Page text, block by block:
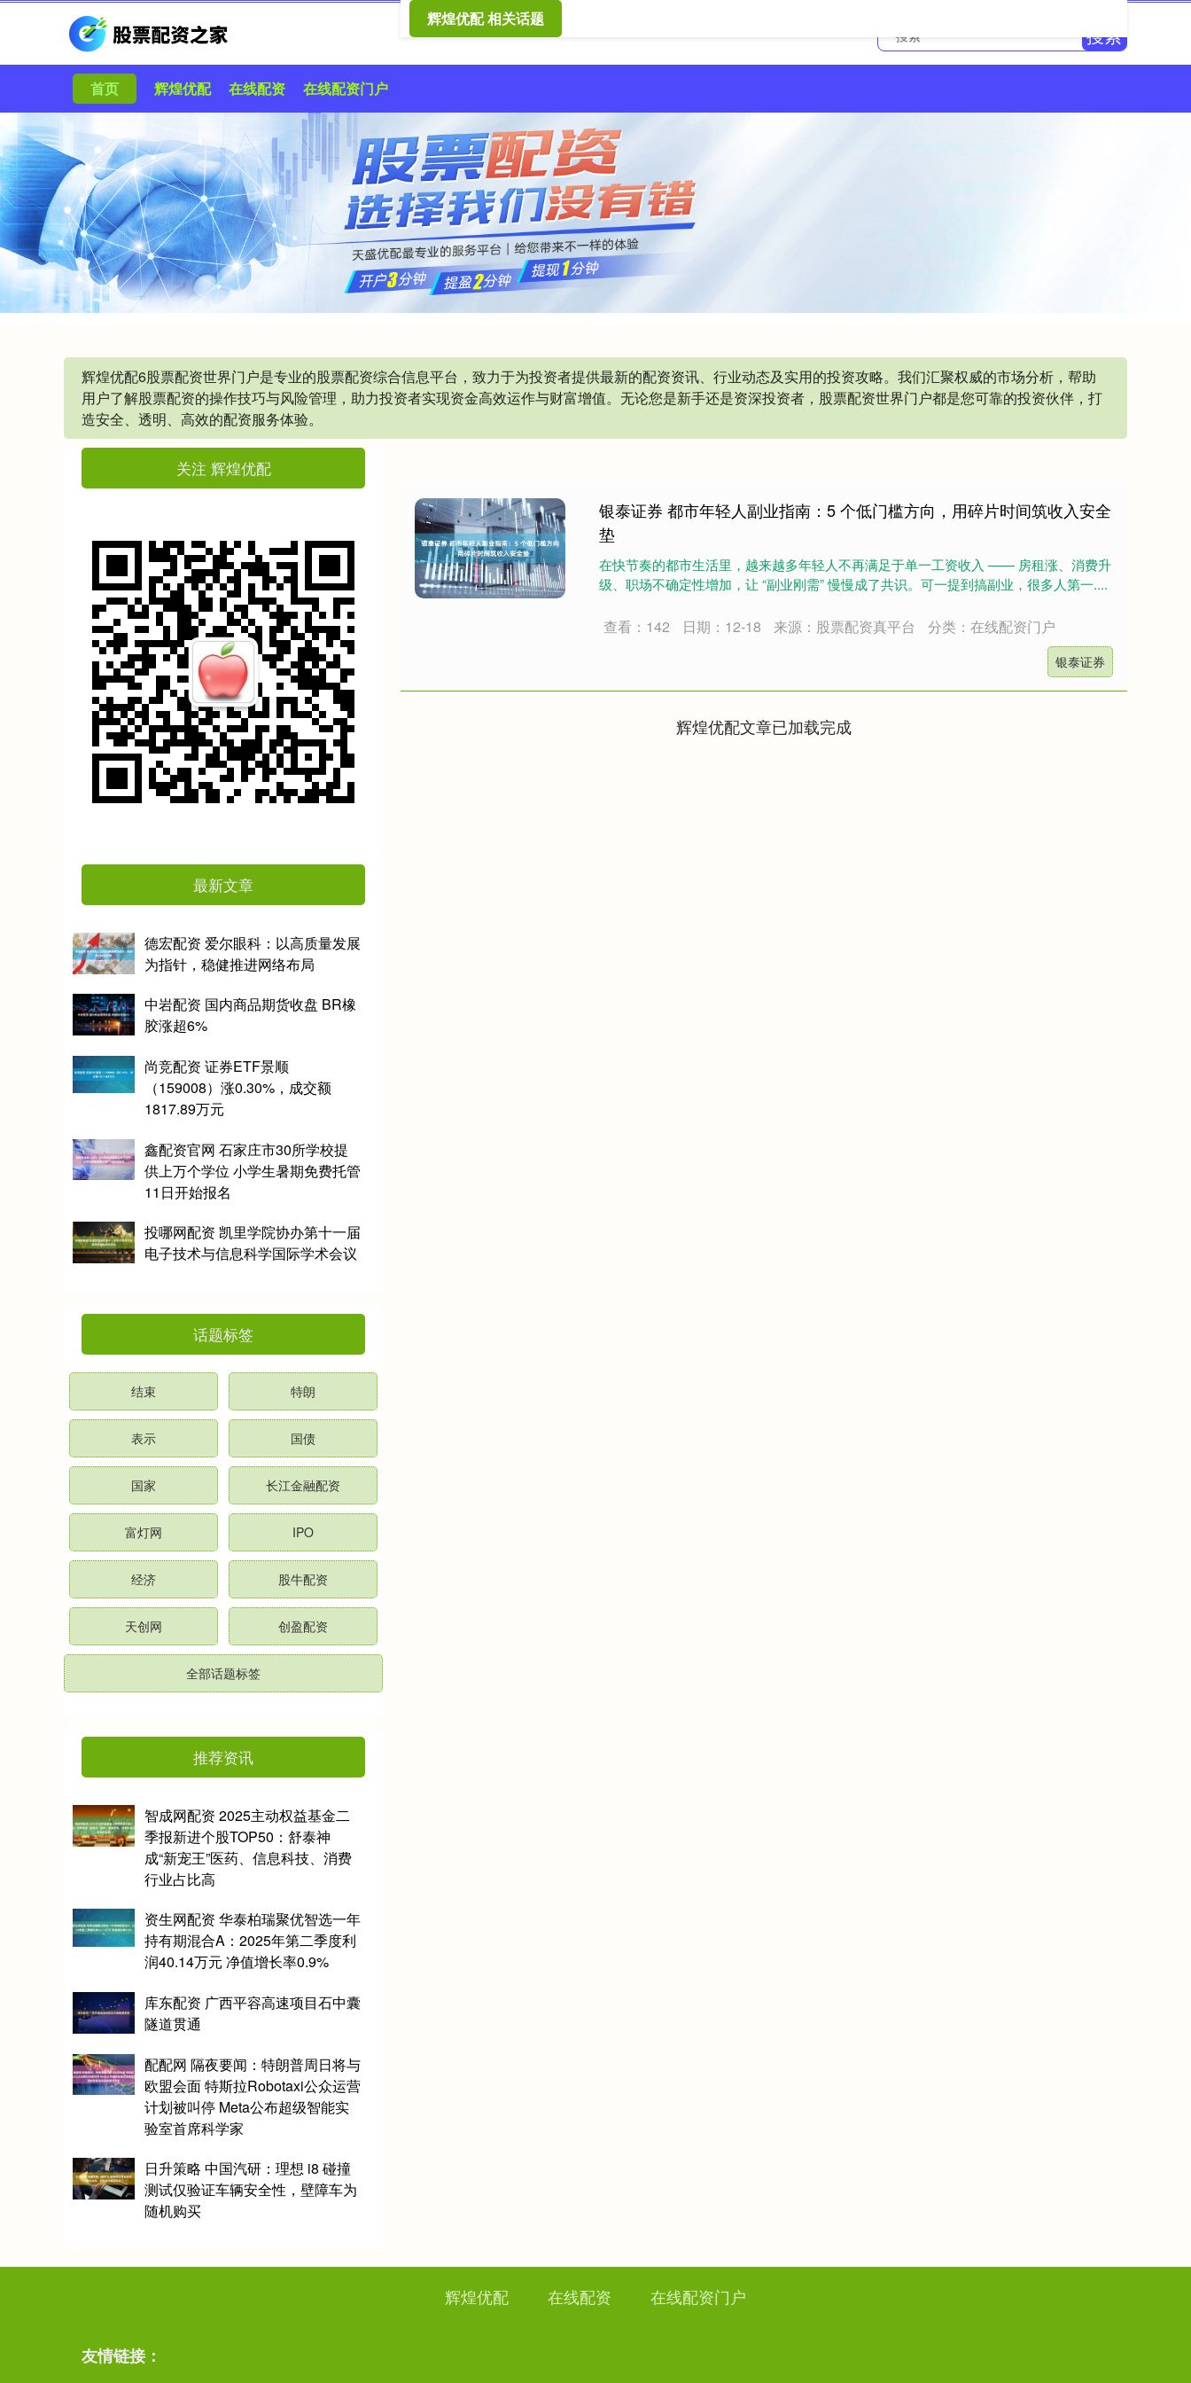
搜索
首页 辉煌优配 在线配资 在线配资门户
辉煌优配6股票配资世界门户是专业的股票配资综合信息平台，致力于为投资者提供最新的配资资讯、行业动态及实用的投资攻略。我们汇聚权威的市场分析，帮助
用户了解股票配资的操作技巧与风险管理，助力投资者实现资金高效运作与财富增值。无论您是新手还是资深投资者，股票配资世界门户都是您可靠的投资伙伴，打
造安全、透明、高效的配资服务体验。
辉煌优配 相关话题
银泰证券 都市年轻人副业指南：5 个低门槛方向，用碎片时间筑收入安全
垫
在快节奏的都市生活里，越来越多年轻人不再满足于单一工资收入 —— 房租涨、消费升
级、职场不确定性增加，让 “副业刚需” 慢慢成了共识。可一提到搞副业，很多人第一....
查看：142 日期：12-18 来源：股票配资真平台 分类：在线配资门户
银泰证券
辉煌优配文章已加载完成
关注 辉煌优配
最新文章
德宏配资 爱尔眼科：以高质量发展
为指针，稳健推进网络布局
中岩配资 国内商品期货收盘 BR橡
胶涨超6%
尚竞配资 证券ETF景顺
（159008）涨0.30%，成交额
1817.89万元
鑫配资官网 石家庄市30所学校提
供上万个学位 小学生暑期免费托管
11日开始报名
投哪网配资 凯里学院协办第十一届
电子技术与信息科学国际学术会议
话题标签
结束 特朗
表示 国债
国家 长江金融配资
富灯网 IPO
经济 股牛配资
天创网 创盈配资
全部话题标签
推荐资讯
智成网配资 2025主动权益基金二
季报新进个股TOP50：舒泰神
成“新宠王”医药、信息科技、消费
行业占比高
资生网配资 华泰柏瑞聚优智选一年
持有期混合A：2025年第二季度利
润40.14万元 净值增长率0.9%
库东配资 广西平容高速项目石中囊
隧道贯通
配配网 隔夜要闻：特朗普周日将与
欧盟会面 特斯拉Robotaxi公众运营
计划被叫停 Meta公布超级智能实
验室首席科学家
日升策略 中国汽研：理想 i8 碰撞
测试仅验证车辆安全性，壁障车为
随机购买
辉煌优配 在线配资 在线配资门户
友情链接：